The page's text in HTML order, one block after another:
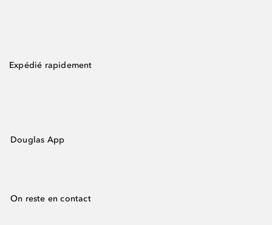
Expédié rapidement
Douglas App
On reste en contact